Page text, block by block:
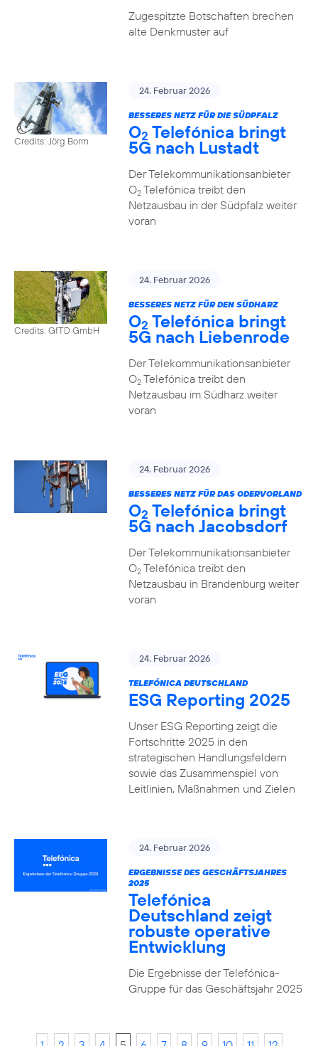
Zugespitzte Botschaften brechen
alte Denkmuster auf
Credits: Jörg Borm
24. Februar 2026
BESSERES NETZ FÜR DIE SÜDPFALZ
O2 Telefónica bringt
5G nach Lustadt
Der Telekommunikationsanbieter
O2Telefónica treibt den
Netzausbau in der Südpfalz weiter
voran
Credits: GfTD GmbH
24. Februar 2026
BESSERES NETZ FÜR DEN SÜDHARZ
O2 Telefónica bringt
5G nach Liebenrode
Der Telekommunikationsanbieter
O2Telefónica treibt den
Netzausbau im Südharz weiter
voran
24. Februar 2026
BESSERES NETZ FÜR DAS ODERVORLAND
O2 Telefónica bringt
5G nach Jacobsdorf
Der Telekommunikationsanbieter
O2Telefónica treibt den
Netzausbau in Brandenburg weiter
voran
24. Februar 2026
TELEFÓNICA DEUTSCHLAND
ESG Reporting 2025
Unser ESG Reporting zeigt die
Fortschritte 2025 in den
strategischen Handlungsfeldern
sowie das Zusammenspiel von
Leitlinien, Maßnahmen und Zielen
24. Februar 2026
ERGEBNISSE DES GESCHÄFTSJAHRES
2025
Telefónica
Deutschland zeigt
robuste operative
Entwicklung
Die Ergebnisse der Telefónica-
Gruppe für das Geschäftsjahr 2025